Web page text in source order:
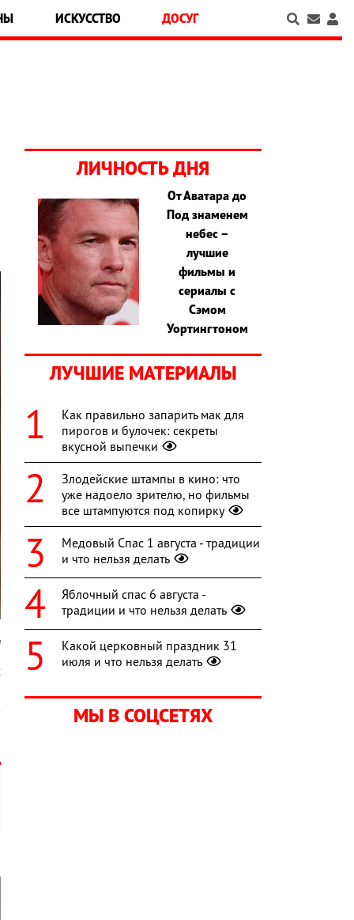
ИСКУССТВО ДОСУГ
ЛИЧНОСТЬ ДНЯ
От Аватара до
Под знаменем
небес –
лучшие
фильмы и
сериалы с
Сэмом
Уортингтоном
ЛУЧШИЕ МАТЕРИАЛЫ
Как правильно запарить мак для
пирогов и булочек: секреты
вкусной выпечки
Злодейские штампы в кино: что
уже надоело зрителю, но фильмы
все штампуются под копирку
Медовый Спас 1 августа - традиции
и что нельзя делать
Яблочный спас 6 августа -
традиции и что нельзя делать
Какой церковный праздник 31
июля и что нельзя делать
МЫ В СОЦСЕТЯХ